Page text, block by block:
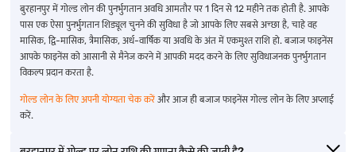
गोवा में गोल्ड लोन केरल में गोल्ड लोन गुजरात में गोल्ड लोन
पुडुचेरी में गोल्ड लोन
अन्य शहरों में गोल्ड लोन के बारे में अधिक जानें
बुरहानपुर में गोल्ड लोन की पुनर्भुगतान अवधि आमतौर पर 1 दिन से 12 महीने तक होती है. आपके
पास एक ऐसा पुनर्भुगतान शिड्यूल चुनने की सुविधा है जो आपके लिए सबसे अच्छा है, चाहे वह
मासिक, द्वि-मासिक, त्रैमासिक, अर्ध-वार्षिक या अवधि के अंत में एकमुश्त राशि हो. बजाज फाइनेंस
आपके फाइनेंस को आसानी से मैनेज करने में आपकी मदद करने के लिए सुविधाजनक पुनर्भुगतान
विकल्प प्रदान करता है.
गोल्ड लोन के लिए अपनी योग्यता चेक करें और आज ही बजाज फाइनेंस गोल्ड लोन के लिए अप्लाई
करें.